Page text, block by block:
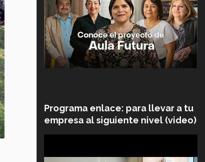
Programa enlace: para llevar a tu
empresa al siguiente nivel (video)